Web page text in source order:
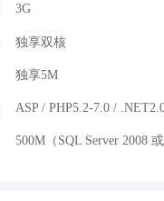
3G
独享双核
独享5M
ASP / PHP5.2-7.0 /
500M（SQL Server 2008